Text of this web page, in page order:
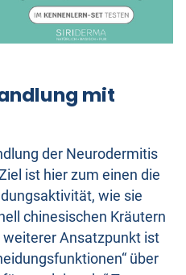
mit
der Neurodermitis
ist hier zum einen die
wie sie
chinesischen Kräutern
Ansatzpunkt ist
über